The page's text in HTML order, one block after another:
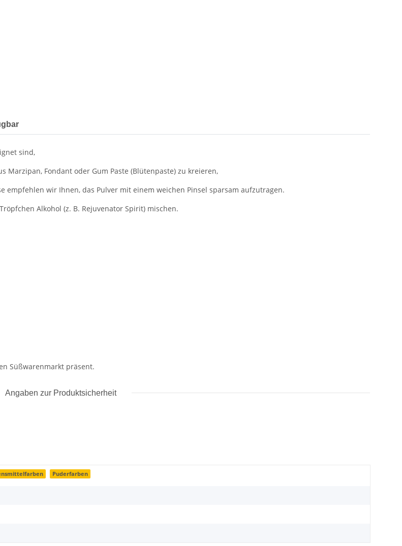
sind,
Fondant oder Gum Paste (Blütenpaste) zu kreieren,
wir Ihnen, das Pulver mit einem weichen Pinsel sparsam aufzutragen.
Alkohol (z. B. Rejuvenator Spirit) mischen.
Süßwarenmarkt präsent.
Angaben zur Produktsicherheit
Puderfarben